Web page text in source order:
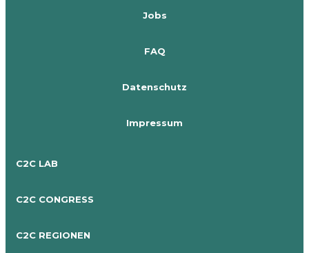
Jobs
FAQ
Datenschutz
Impressum
C2C LAB
C2C CONGRESS
C2C REGIONEN